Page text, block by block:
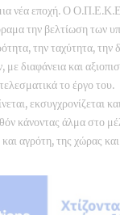
νέα εποχή. Ο
την βελτίωση των
την ταχύτητα, την
διαφάνεια και
το έργο του.
εκσυγχρονίζεται
κάνοντας άλμα στο
αγρότη, της χώρας και